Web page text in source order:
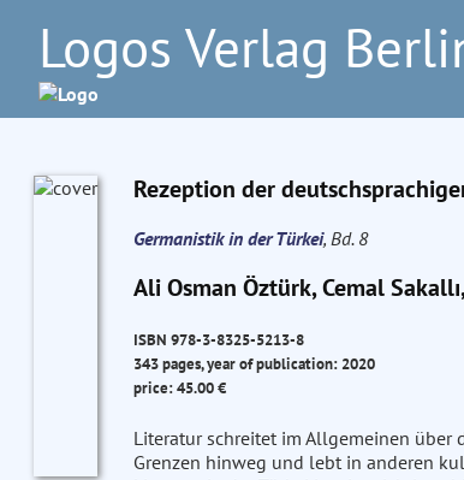
Logos Verlag
Rezeption der
Germanistik in der Türkei, Bd. 8
Ali Osman Öztürk, Cemal
ISBN 978-3-8325-5213-8
343 pages, year of publication: 2020
price: 45.00 €
Literatur schreitet im Allgemeinen
Grenzen hinweg und lebt in anderen